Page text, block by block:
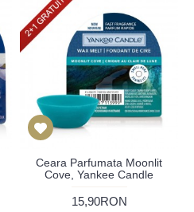
Ceara Parfumata Moonlit
Cove, Yankee Candle
15,90RON